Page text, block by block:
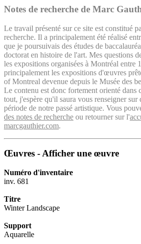
Notes de recherche de Marc
Le travail présenté sur ce site est constitué
recherche. Il a principalement été réalisé
que je poursuivais des études de
doctorat en histoire de l'art. Mes questions
les expositions organisées à Montréal entre
principalement les expositions d'œuvres
of Montreal devenue depuis le Musée des
Le contenu est donc fortement orienté dans
tout, j'espère qu'il saura vous renseigner sur
période de notre passé artistique. Vous
des notes de recherche ou retourner sur l'
marcgauthier.com.
Œuvres - Afficher une œuvre
Numéro d'inventaire
inv. 681
Titre
Winter Landscape
Support
Aquarelle